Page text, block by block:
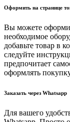
Оформить на странице
Вы можете
необходимое
добавьте товар в
следуйте
предпочитает
оформлять
Заказать через Whatsapp
Для вашего